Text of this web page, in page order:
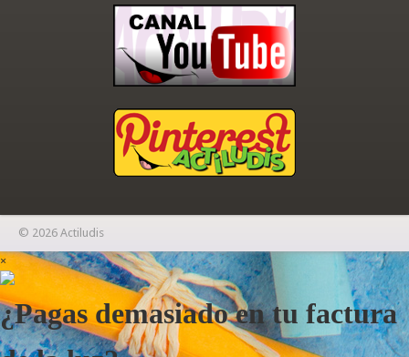
© 2026 Actiludis
×
¿Pagas demasiado en tu factura